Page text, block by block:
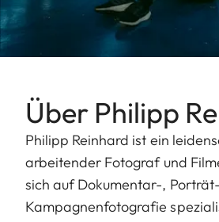
Über Philipp
Philipp Reinhard ist ein
arbeitender Fotograf und
sich auf Dokumentar-,
Kampagnenfotografie